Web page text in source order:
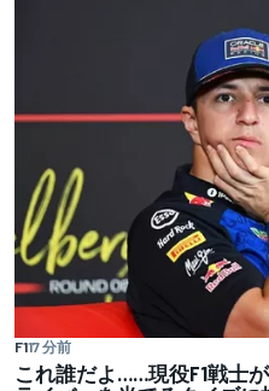
F117 分前
これ誰だよ……現役F1戦士